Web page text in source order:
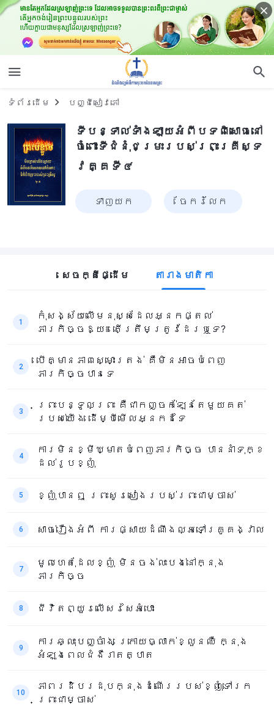
ទំព័រ​ដើម បញ្ជីសៀវភៅ
ទីបន្ទាល់ទាំងឡាយអំពីបទពិសោធនៅ
ចំពោះទីជំនុំជម្រះរបស់ព្រះគ្រីស្ទ
វគ្គទី៤
ទាញ​យក ចែក​រំលែក
សេចក្តី​ផ្ដើម​ តារាងមាតិកា
1
កុំសង្ស័យលើមនុស្សដែលអ្នកផ្តល់
ភារកិច្ចឱ្យ៖ តើត្រឹមត្រូវដែរឬទេ?
2
បើគ្មានភាពស្មោះត្រង់ គឺមិនអាចបំពេញ
ភារកិច្ចបានទេ
3
ព្រះបន្ទូលព្រះ គឺជាកញ្ចក់ឡែនតែមួយគត់
របស់យើង ដើម្បីមើលអ្នកដទៃ
4
ការមិនខ្មីឃ្មាតបំពេញភារកិច្ច បាននាំទុក្ខ
ដល់រូបខ្ញុំ
5 ខ្ញុំបានឮ ព្រះសូរសៀងរបស់ព្រះជាម្ចាស់
6 សាច់រឿងអំពី ការផ្សាយដំណឹងល្អទៅគ្រូគង្វាល
7
មូលហេតុដែលខ្ញុំ មិនចង់លះបង់នៅក្នុង
ភារកិច្ច
8 ជីវិតព្យួរលើសរសៃអំបោះ
9
ការឆ្លុះបញ្ចាំង ក្រោយធ្លាក់ខ្លួនឈឺ ក្នុង
អំឡុងពេលជំងឺរាតត្បាត
10
ភាពរដិបរដុបក្នុងដំណើររបស់ខ្ញុំទៅរក
ព្រះជាម្ចាស់